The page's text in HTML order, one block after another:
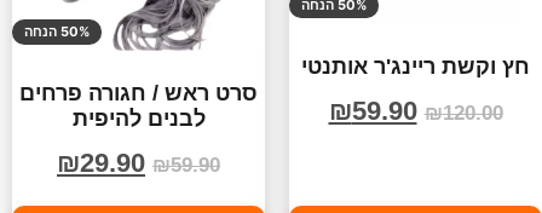
50% הנחה
חץ וקשת ריינג'ר אותנטי
₪120.00
₪59.90
50% הנחה
סרט ראש / חגורה פרחים
לבנים להיפית
₪59.90
₪29.90